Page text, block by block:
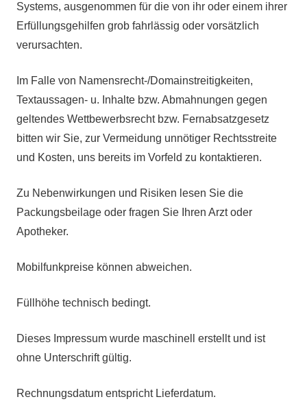
Systems, ausgenommen für die von ihr oder einem ihrer
Erfüllungsgehilfen grob fahrlässig oder vorsätzlich
verursachten.
Im Falle von Namensrecht-/Domainstreitigkeiten,
Textaussagen- u. Inhalte bzw. Abmahnungen gegen
geltendes Wettbewerbsrecht bzw. Fernabsatzgesetz
bitten wir Sie, zur Vermeidung unnötiger Rechtsstreite
und Kosten, uns bereits im Vorfeld zu kontaktieren.
Zu Nebenwirkungen und Risiken lesen Sie die
Packungsbeilage oder fragen Sie Ihren Arzt oder
Apotheker.
Mobilfunkpreise können abweichen.
Füllhöhe technisch bedingt.
Dieses Impressum wurde maschinell erstellt und ist
ohne Unterschrift gültig.
Rechnungsdatum entspricht Lieferdatum.